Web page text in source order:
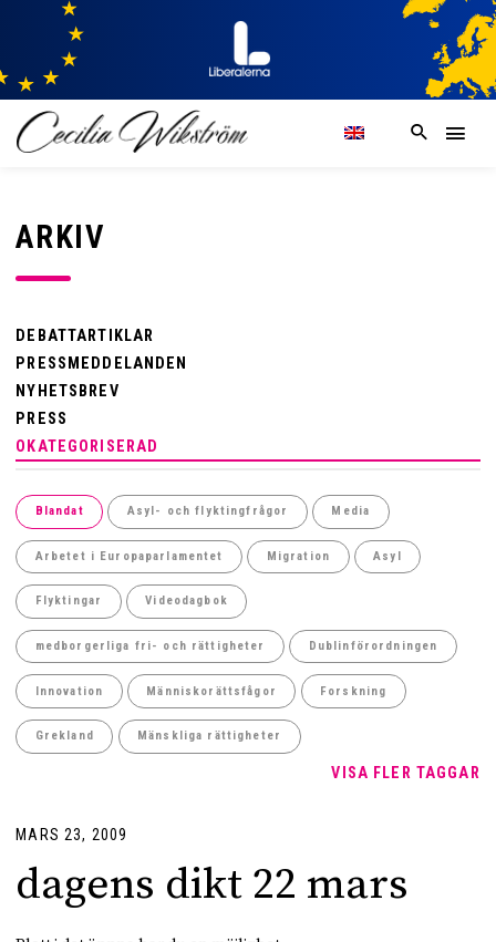
ARKIV
DEBATTARTIKLAR
PRESSMEDDELANDEN
NYHETSBREV
PRESS
OKATEGORISERAD
Blandat Asyl- och flyktingfrågor Media
Arbetet i Europaparlamentet Migration Asyl
Flyktingar Videodagbok
medborgerliga fri- och rättigheter Dublinförordningen
Innovation Människorättsfågor Forskning
Grekland Mänskliga rättigheter
VISA FLER TAGGAR
MARS 23, 2009
dagens dikt 22 mars